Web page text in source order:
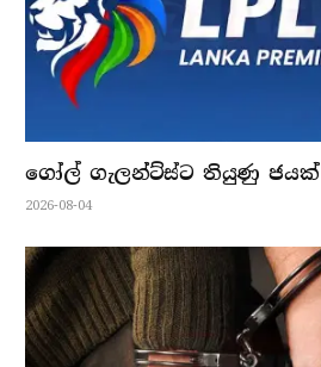
ගෝල් ගැලන්ට්ස්ට තියුණු ජයක්
2026-08-04